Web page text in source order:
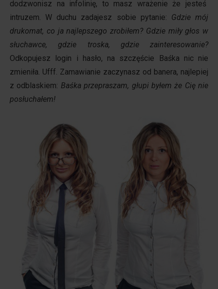
dodzwonisz na infolinię, to masz wrażenie że jesteś
intruzem. W duchu zadajesz sobie pytanie: Gdzie mój
drukomat, co ja najlepszego zrobiłem? Gdzie miły głos w
słuchawce, gdzie troska, gdzie zainteresowanie?
Odkopujesz login i hasło, na szczęście Baśka nic nie
zmieniła. Ufff. Zamawianie zaczynasz od banera, najlepiej
z odblaskiem: Baśka przepraszam, głupi byłem że Cię nie
posłuchałem!